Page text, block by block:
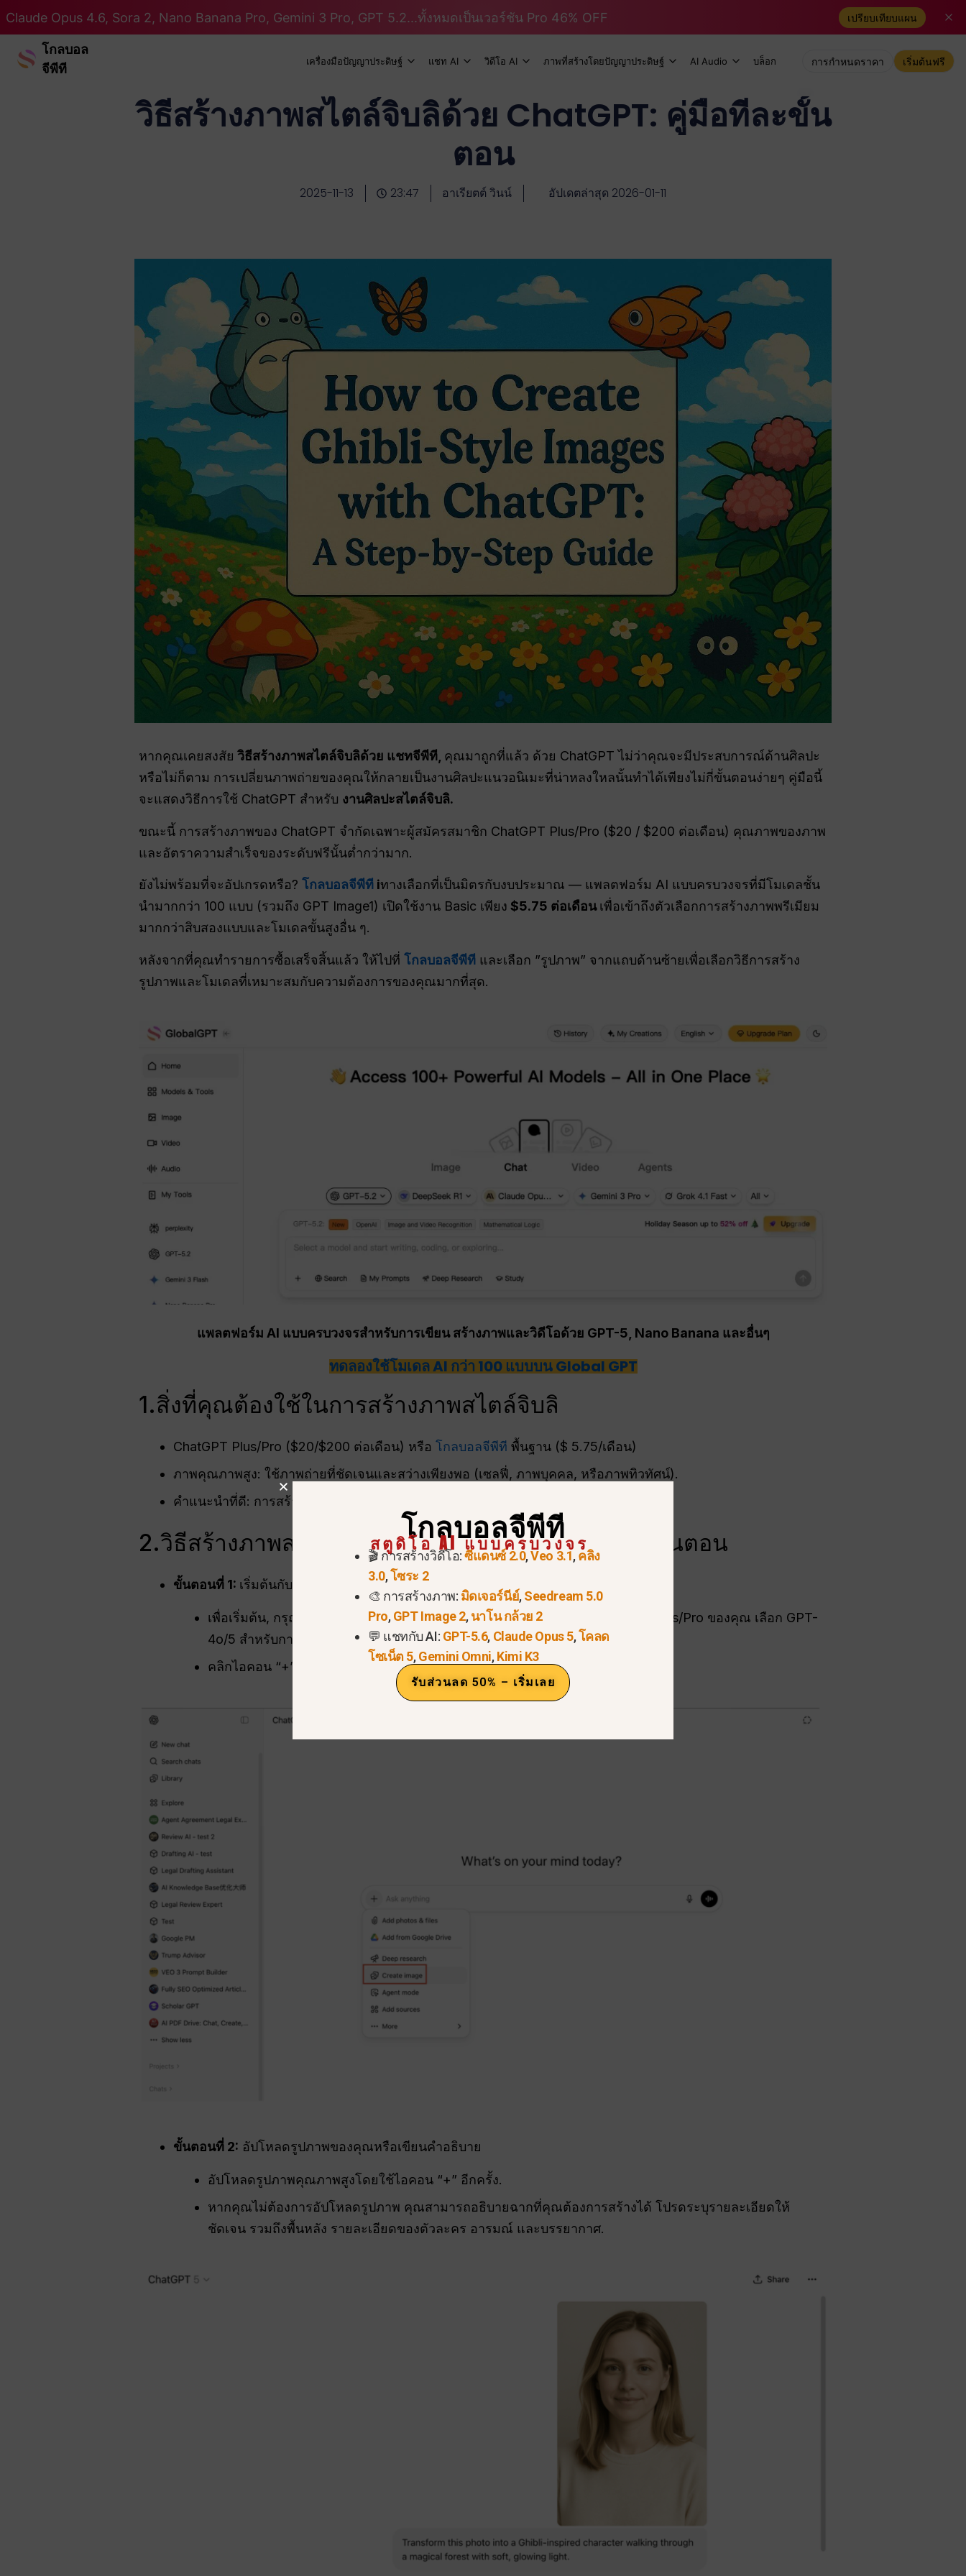
Claude Opus 4.6, Sora 2, Nano Banana Pro, Gemini 3 Pro, GPT 5.2...ทั้งหมดเป็นเวอร์ชัน Pro 46% OFF เปรียบเทียบแผน
โกลบอล
จีพีที
เครื่องมือปัญญาประดิษฐ์ แชท AI วิดีโอ AI ภาพที่สร้างโดยปัญญาประดิษฐ์ AI Audio บล็อก การกำหนดราคา เริ่มต้นฟรี
วิธีสร้างภาพสไตล์จิบลิด้วย ChatGPT: คู่มือทีละขั้น
ตอน
2025-11-13 23:47 อาเรียตต์ วินน์ อัปเดตล่าสุด 2026-01-11
หากคุณเคยสงสัย วิธีสร้างภาพสไตล์จิบลิด้วย แชทจีพีที, คุณมาถูกที่แล้ว ด้วย ChatGPT ไม่ว่าคุณจะมีประสบการณ์ด้านศิลปะ
หรือไม่ก็ตาม การเปลี่ยนภาพถ่ายของคุณให้กลายเป็นงานศิลปะแนวอนิเมะที่น่าหลงใหลนั้นทำได้เพียงไม่กี่ขั้นตอนง่ายๆ คู่มือนี้
จะแสดงวิธีการใช้ ChatGPT สำหรับ งานศิลปะสไตล์จิบลิ.
ขณะนี้ การสร้างภาพของ ChatGPT จำกัดเฉพาะผู้สมัครสมาชิก ChatGPT Plus/Pro ($20 / $200 ต่อเดือน) คุณภาพของภาพ
และอัตราความสำเร็จของระดับฟรีนั้นต่ำกว่ามาก.
ยังไม่พร้อมที่จะอัปเกรดหรือ? โกลบอลจีพีที iทางเลือกที่เป็นมิตรกับงบประมาณ — แพลตฟอร์ม AI แบบครบวงจรที่มีโมเดลชั้น
นำมากกว่า 100 แบบ (รวมถึง GPT Image1) เปิดใช้งาน Basic เพียง $5.75 ต่อเดือนเพื่อเข้าถึงตัวเลือกการสร้างภาพพรีเมียม
มากกว่าสิบสองแบบและโมเดลขั้นสูงอื่น ๆ.
หลังจากที่คุณทำรายการซื้อเสร็จสิ้นแล้ว ให้ไปที่ โกลบอลจีพีที และเลือก ”รูปภาพ” จากแถบด้านซ้ายเพื่อเลือกวิธีการสร้าง
รูปภาพและโมเดลที่เหมาะสมกับความต้องการของคุณมากที่สุด.
แพลตฟอร์ม AI แบบครบวงจรสำหรับการเขียน สร้างภาพและวิดีโอด้วย GPT-5, Nano Banana และอื่นๆ
ทดลองใช้โมเดล AI กว่า 100 แบบบน Global GPT
1.สิ่งที่คุณต้องใช้ในการสร้างภาพสไตล์จิบลิ
ChatGPT Plus/Pro ($20/$200 ต่อเดือน) หรือ โกลบอลจีพีที พื้นฐาน ($ 5.75/เดือน)
ภาพคุณภาพสูง: ใช้ภาพถ่ายที่ชัดเจนและสว่างเพียงพอ (เซลฟี่, ภาพบุคคล, หรือภาพทิวทัศน์).
คำแนะนำที่ดี: การสร้างคำแนะนำที่ชัดเจนและสร้างสรรค์เป็นกุญแจสำคัญในการชี้นำ AI
2.วิธีสร้างภาพสไตล์จิบลิโดยใช้ ChatGPT: คู่มือทีละขั้นตอน
ขั้นตอนที่ 1: เริ่มต้นกับ
เพื่อเริ่มต้น, กรุณาเยี่ยมชม แชท.โอเพ่นเอไอ.คอมและเข้าสู่ระบบบัญชี ChatGPT Plus/Pro ของคุณ เลือก GPT-
4o/5 สำหรับการสร้างภาพ.
คลิกไอคอน “+” ในหน้าต่างแชทแล้วเลือก “สร้างรูปภาพ”.
ขั้นตอนที่ 2: อัปโหลดรูปภาพของคุณหรือเขียนคำอธิบาย
อัปโหลดรูปภาพคุณภาพสูงโดยใช้ไอคอน “+” อีกครั้ง.
หากคุณไม่ต้องการอัปโหลดรูปภาพ คุณสามารถอธิบายฉากที่คุณต้องการสร้างได้ โปรดระบุรายละเอียดให้
ชัดเจน รวมถึงพื้นหลัง รายละเอียดของตัวละคร อารมณ์ และบรรยากาศ.
โกลบอลจีพีที
สตูดิโอ AI แบบครบวงจร
🎬 การสร้างวิดีโอ:ซีแดนซ์ 2.0,Veo 3.1,คลิง
3.0,โซระ 2
🎨 การสร้างภาพ: มิดเจอร์นีย์,Seedream 5.0
Pro,GPT Image 2,นาโน กล้วย 2
💬 แชทกับ AI: GPT-5.6, Claude Opus 5,โคลด
โซเน็ต 5,Gemini Omni,Kimi K3
รับส่วนลด 50% – เริ่มเลย